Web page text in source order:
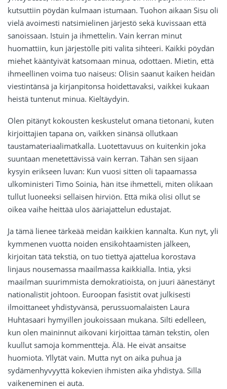
kutsuttiin pöydän kulmaan istumaan. Tuohon aikaan Sisu oli
vielä avoimesti natsimielinen järjestö sekä kuvissaan että
sanoissaan. Istuin ja ihmettelin. Vain kerran minut
huomattiin, kun järjestölle piti valita sihteeri. Kaikki pöydän
miehet kääntyivät katsomaan minua, odottaen. Mietin, että
ihmeellinen voima tuo naiseus: Olisin saanut kaiken heidän
viestintänsä ja kirjanpitonsa hoidettavaksi, vaikkei kukaan
heistä tuntenut minua. Kieltäydyin.
Olen pitänyt kokousten keskustelut omana tietonani, kuten
kirjoittajien tapana on, vaikken sinänsä ollutkaan
taustamateriaalimatkalla. Luotettavuus on kuitenkin joka
suuntaan menetettävissä vain kerran. Tähän sen sijaan
kysyin erikseen luvan: Kun vuosi sitten oli tapaamassa
ulkoministeri Timo Soinia, hän itse ihmetteli, miten olikaan
tullut luoneeksi sellaisen hirviön. Että mikä olisi ollut se
oikea vaihe heittää ulos ääriajattelun edustajat.
Ja tämä lienee tärkeää meidän kaikkien kannalta. Kun nyt, yli
kymmenen vuotta noiden ensikohtaamisten jälkeen,
kirjoitan tätä tekstiä, on tuo tiettyä ajattelua korostava
linjaus nousemassa maailmassa kaikkialla. Intia, yksi
maailman suurimmista demokratioista, on juuri äänestänyt
nationalistit johtoon. Euroopan fasistit ovat julkisesti
ilmoittaneet yhdistyvänsä, perussuomalaisten Laura
Huhtasaari hymyillen joukoissaan mukana. Silti edelleen,
kun olen maininnut aikovani kirjoittaa tämän tekstin, olen
kuullut samoja kommentteja. Älä. He eivät ansaitse
huomiota. Yllytät vain. Mutta nyt on aika puhua ja
sydämenhyvyyttä kokevien ihmisten aika yhdistyä. Sillä
vaikeneminen ei auta.